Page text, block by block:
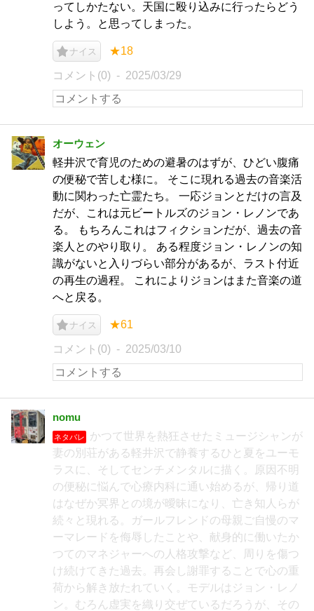
ってしかたない。天国に殴り込みに行ったらどう
しよう。と思ってしまった。
ナイス ★18
コメント(0) 2025/03/29
オーウェン
軽井沢で育児のための避暑のはずが、ひどい腹痛
の便秘で苦しむ様に。 そこに現れる過去の音楽活
動に関わった亡霊たち。 一応ジョンとだけの言及
だが、これは元ビートルズのジョン・レノンであ
る。 もちろんこれはフィクションだが、過去の音
楽人とのやり取り。 ある程度ジョン・レノンの知
識がないと入りづらい部分があるが、ラスト付近
の再生の過程。 これによりジョンはまた音楽の道
へと戻る。
ナイス ★61
コメント(0) 2025/03/10
nomu
ネタバレ
かつて世界を熱狂させたミュージシャンが
妻の別荘がある軽井沢で静養するひと夏をユーモ
ラスに、そしてセンチメンタルに描く。原因不明
の便秘に悩んで心療内科に通い始めるが、帰り道
はなぜか冥界との境が曖昧になり、亡き知人らが
続々と現れる。ガールフレンドの母親ご自慢のマ
ーマレードを侮辱したことや、献身的に働いたか
つてのマネジャーへの人格攻撃など、周りを傷つ
け続けてきた過去。再会し謝罪することで心の重
荷から解き放たれていく。モデルはジョン・レノ
ン。むろん虚実を織り交ぜているだろうが、その